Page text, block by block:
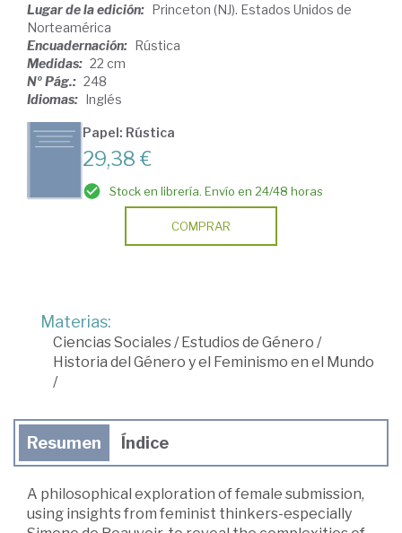
Lugar de la edición: Princeton (NJ). Estados Unidos de
Norteamérica
Encuadernación: Rústica
Medidas: 22 cm
Nº Pág.: 248
Idiomas: Inglés
Papel: Rústica
29,38 €
Stock en librería. Envío en 24/48 horas
COMPRAR
Materias:
Ciencias Sociales /Estudios de Género /
Historia del Género y el Feminismo en el Mundo
/
Resumen Índice
A philosophical exploration of female submission,
using insights from feminist thinkers-especially